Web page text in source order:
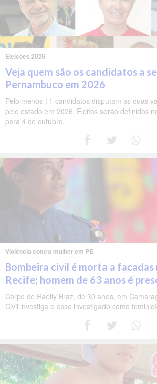
Eleições 2026
Veja quem são os candidatos a
Pernambuco em 2026
Pelo menos 11 candidatos disputam as duas
pelo estado em 2026. Eleitos serão definidos
para 4 de outubro.
Violência contra mulher em PE
Bombeira civil é morta a facadas
Recife; homem de 63 anos é
Corpo de Raelly Braz, de 30 anos, em
Civil investiga o caso investigado como